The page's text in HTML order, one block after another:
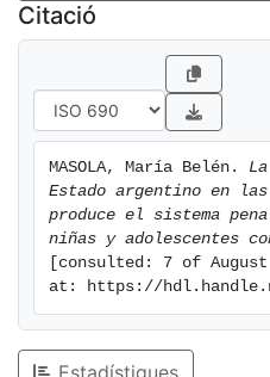
Citació
MASOLA, María Belén.
Estado argentino en
produce el sistema
niñas y adolescentes
[consulted: 7 of
at: https://